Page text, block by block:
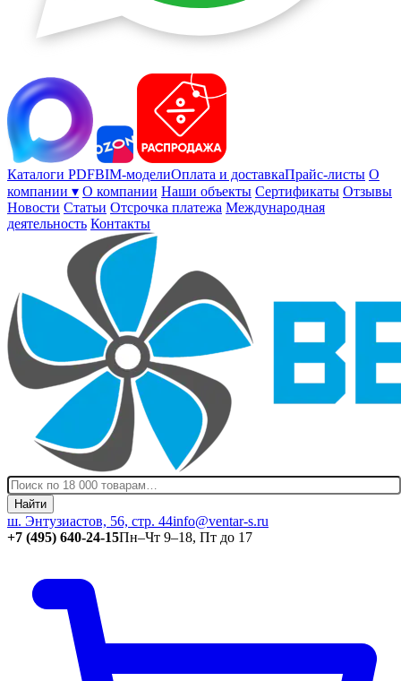
Каталоги PDFBIM-моделиОплата и доставкаПрайс-листы О
компании ▾ О компании Наши объекты Сертификаты Отзывы
Новости Статьи Отсрочка платежа Международная
деятельность Контакты
Найти
ш. Энтузиастов, 56, стр. 44info@ventar-s.ru
+7 (495) 640-24-15Пн–Чт 9–18, Пт до 17